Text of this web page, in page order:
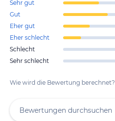
Sehr gut
Gut
Eher gut
Eher schlecht
Schlecht
Sehr schlecht
Wie wird die Bewertung berechnet?